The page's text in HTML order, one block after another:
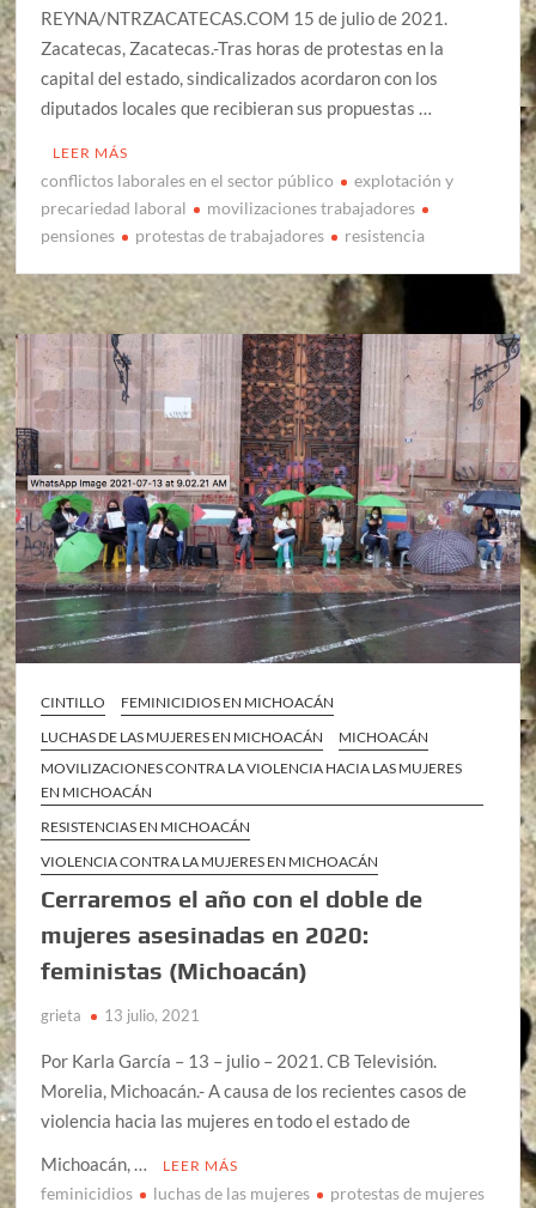
REYNA/NTRZACATECAS.COM 15 de julio de 2021.
Zacatecas, Zacatecas.-Tras horas de protestas en la
capital del estado, sindicalizados acordaron con los
diputados locales que recibieran sus propuestas …
LEER MÁS
conflictos laborales en el sector público
explotación y
precariedad laboral
movilizaciones trabajadores
pensiones
protestas de trabajadores resistencia
CINTILLO
FEMINICIDIOS EN MICHOACÁN
LUCHAS DE LAS MUJERES EN MICHOACÁN
MICHOACÁN
MOVILIZACIONES CONTRA LA VIOLENCIA HACIA LAS MUJERES
EN MICHOACÁN
RESISTENCIAS EN MICHOACÁN
VIOLENCIA CONTRA LA MUJERES EN MICHOACÁN
Cerraremos el año con el doble de
mujeres asesinadas en 2020:
feministas (Michoacán)
grieta 13 julio, 2021
Por Karla García – 13 – julio – 2021. CB Televisión.
Morelia, Michoacán.- A causa de los recientes casos de
violencia hacia las mujeres en todo el estado de
Michoacán, …
LEER MÁS
feminicidios luchas de las mujeres
protestas de mujeres